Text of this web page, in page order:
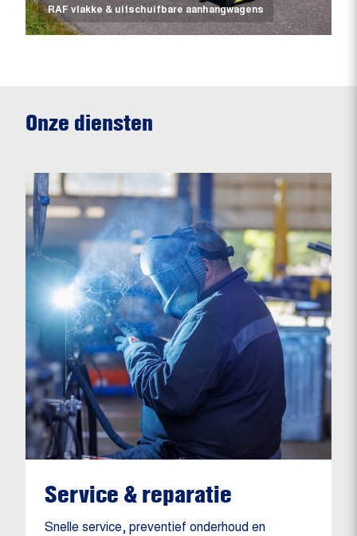
RAF vlakke & uitschuifbare aanhangwagens
Onze diensten
Service & reparatie
Snelle service, preventief onderhoud en